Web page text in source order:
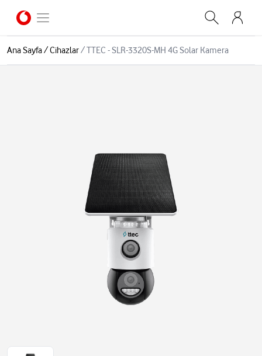
Ana Sayfa/Cihazlar/TTEC - SLR-3320S-MH 4G Solar Kamera